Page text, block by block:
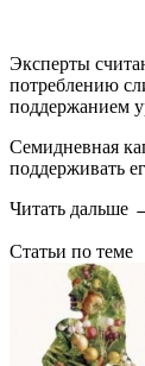
Эксперты
потреблению
поддержанием
Семидневная
поддерживать
Читать дальше
Статьи по теме